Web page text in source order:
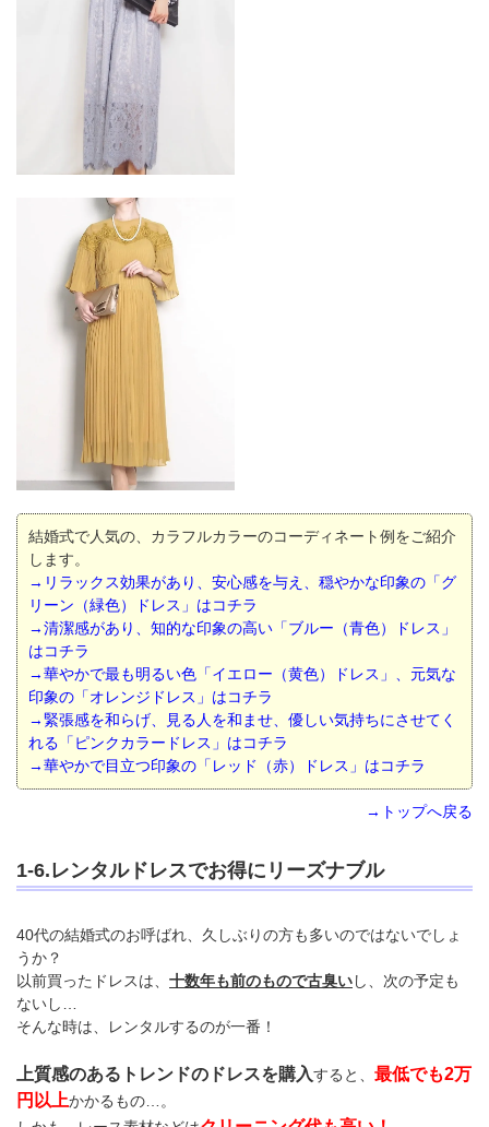
結婚式で人気の、カラフルカラーのコーディネート例をご紹介
します。
→リラックス効果があり、安心感を与え、穏やかな印象の「グ
リーン（緑色）ドレス」はコチラ
→清潔感があり、知的な印象の高い「ブルー（青色）ドレス」
はコチラ
→華やかで最も明るい色「イエロー（黄色）ドレス」、元気な
印象の「オレンジドレス」はコチラ
→緊張感を和らげ、見る人を和ませ、優しい気持ちにさせてく
れる「ピンクカラードレス」はコチラ
→華やかで目立つ印象の「レッド（赤）ドレス」はコチラ
→トップへ戻る
1-6.レンタルドレスでお得にリーズナブル
40代の結婚式のお呼ばれ、久しぶりの方も多いのではないでしょ
うか？
以前買ったドレスは、 十数年も前のもので古臭いし、次の予定も
ないし…
そんな時は、レンタルするのが一番！
上質感のあるトレンドのドレスを購入すると、 最低でも2万
円以上かかるもの…。